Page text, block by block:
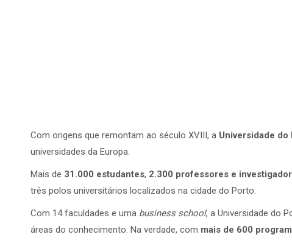
Com origens que remontam ao século XVIII, a Universidade do
universidades da Europa.
Mais de 31.000 estudantes, 2.300 professores e
três polos universitários localizados na cidade do Porto.
Com 14 faculdades e uma business school, a Universidade do
áreas do conhecimento. Na verdade, com mais de 600